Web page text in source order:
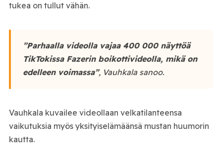
tukea on tullut vähän.
”Parhaalla videolla vajaa 400 000 näyttöä
TikTokissa Fazerin boikottivideolla, mikä on
edelleen voimassa”, Vauhkala sanoo.
Vauhkala kuvailee videollaan velkatilanteensa
vaikutuksia myös yksityiselämäänsä mustan huumorin
kautta.